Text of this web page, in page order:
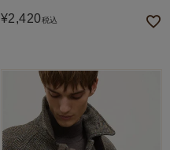
¥2,420税込